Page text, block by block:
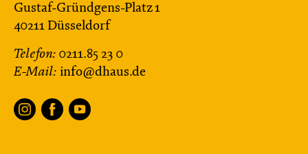
Gustaf-Gründgens-Platz 1
40211 Düsseldorf
Telefon: 0211.85 23 0
E-Mail: info@dhaus.de